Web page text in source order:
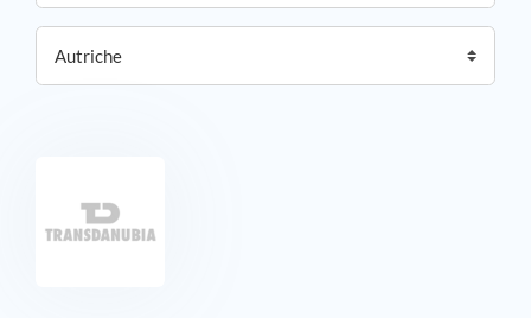
Service
Entreprise
Références